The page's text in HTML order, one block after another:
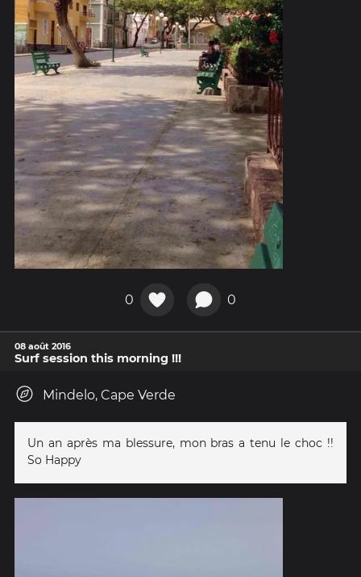
0 0
08 août 2016
Surf session this morning !!!
Mindelo, Cape Verde
Un an après ma blessure, mon bras a tenu le choc !!
So Happy